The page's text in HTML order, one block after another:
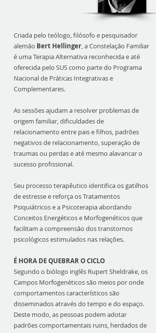
Criada pelo teólogo, filósofo e pesquisador
alemão Bert Hellinger, a Constelação Familiar
é uma Terapia Alternativa reconhecida e até
oferecida pelo SUS como parte do Programa
Nacional de Práticas Integrativas e
Complementares.
As sessões ajudam a resolver problemas de
origem familiar, dificuldades de
relacionamento entre pais e filhos, padrões
negativos de relacionamento, superação de
traumas ou perdas e até mesmo alavancar o
sucesso profissional.
Seu processo terapêutico identifica os gatilhos
de estresse e reforça os Tratamentos
Psiquiátricos e a Psicoterapia abordando
Conceitos Energéticos e Morfogenéticos que
facilitam a compreensão dos transtornos
psicológicos estimulados nas relações.
É HORA DE QUEBRAR O CICLO
Segundo o biólogo inglês Rupert Sheldrake, os
Campos Morfogenéticos são meios por onde
comportamentos característicos são
disseminados através do tempo e do espaço.
Deste modo, as pessoas podem adotar
padrões comportamentais ruins, herdados de